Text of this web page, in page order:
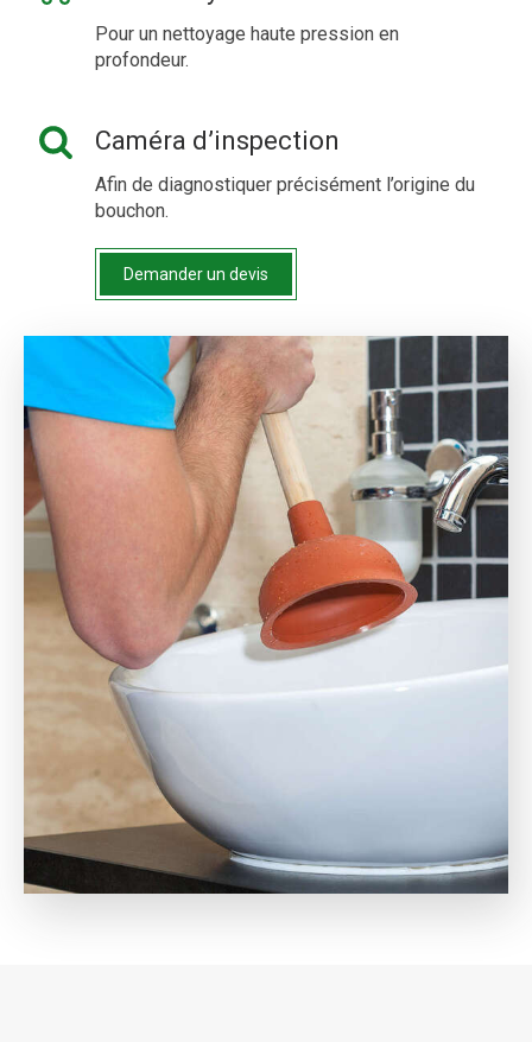
Pour un nettoyage haute pression en
profondeur.
Caméra d’inspection
Afin de diagnostiquer précisément l’origine du
bouchon.
Demander un devis